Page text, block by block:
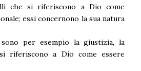
che si riferiscono a Dio come
essi concernono la sua natura
per esempio la giustizia, la
riferiscono a Dio come essere